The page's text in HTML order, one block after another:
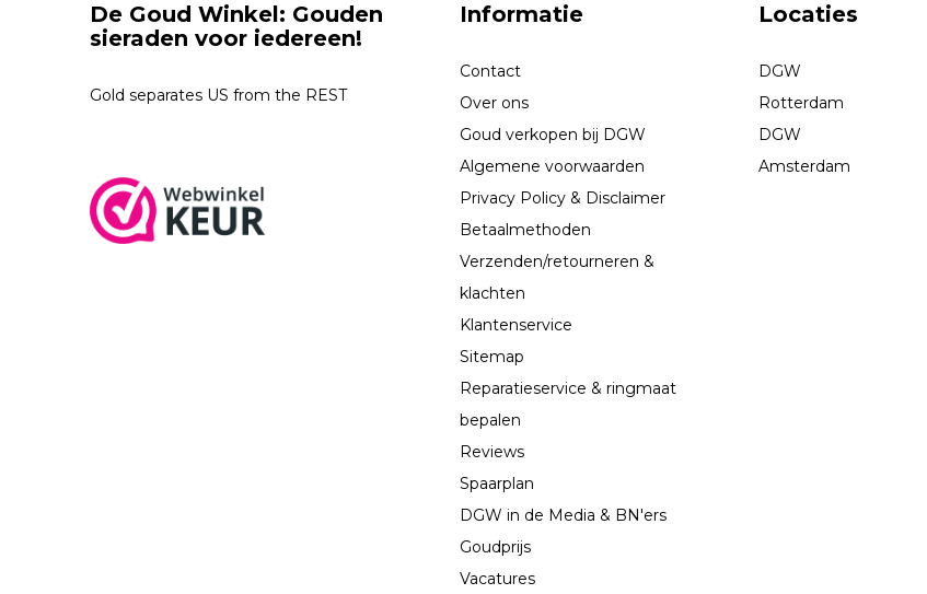
De Goud Winkel: Gouden
sieraden voor iedereen!
Gold separates US from the REST
Informatie
Contact
Over ons
Goud verkopen bij DGW
Algemene voorwaarden
Privacy Policy & Disclaimer
Betaalmethoden
Verzenden/retourneren &
klachten
Klantenservice
Sitemap
Reparatieservice & ringmaat
bepalen
Reviews
Spaarplan
DGW in de Media & BN'ers
Goudprijs
Vacatures
Locaties
DGW
Rotterdam
DGW
Amsterdam